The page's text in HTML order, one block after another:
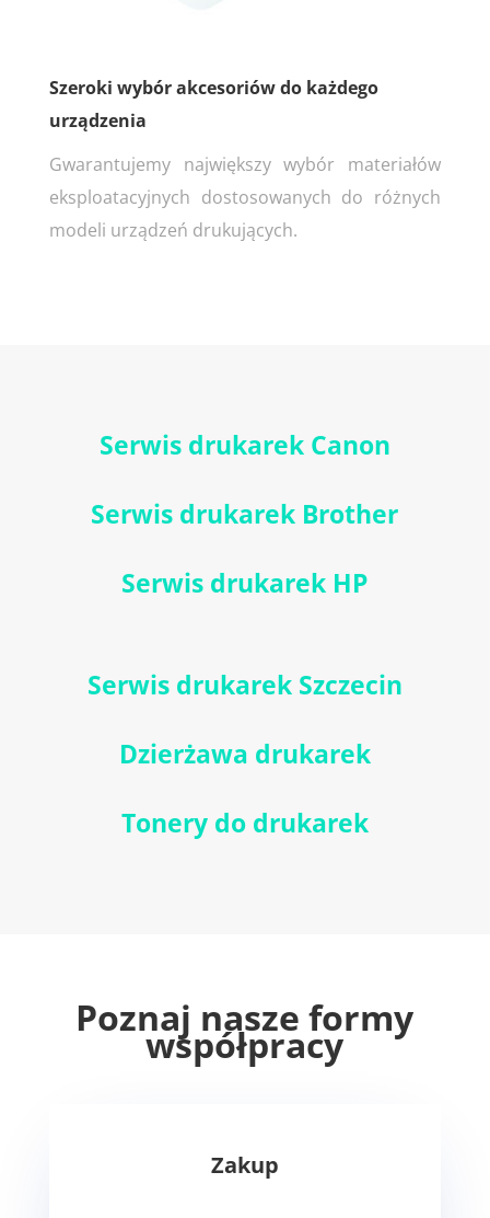
Szeroki wybór akcesoriów do każdego
urządzenia
Gwarantujemy największy wybór materiałów
eksploatacyjnych dostosowanych do różnych
modeli urządzeń drukujących.
Serwis drukarek Canon
Serwis drukarek Brother
Serwis drukarek HP
Serwis drukarek Szczecin
Dzierżawa drukarek
Tonery do drukarek
Poznaj nasze formy
współpracy
Zakup